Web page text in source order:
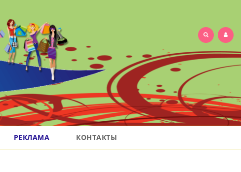
РЕКЛАМА КОНТАКТЫ